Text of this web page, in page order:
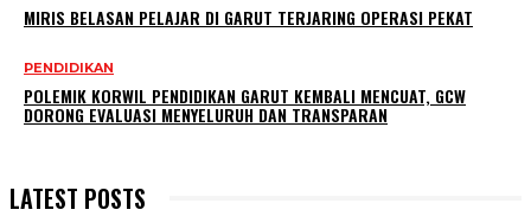
MIRIS BELASAN PELAJAR DI GARUT TERJARING OPERASI PEKAT
PENDIDIKAN
POLEMIK KORWIL PENDIDIKAN GARUT KEMBALI MENCUAT, GCW
DORONG EVALUASI MENYELURUH DAN TRANSPARAN
LATEST POSTS